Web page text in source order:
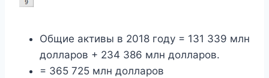
Общие активы в 2018 году = 131 339 млн
долларов + 234 386 млн долларов.
= 365 725 млн долларов